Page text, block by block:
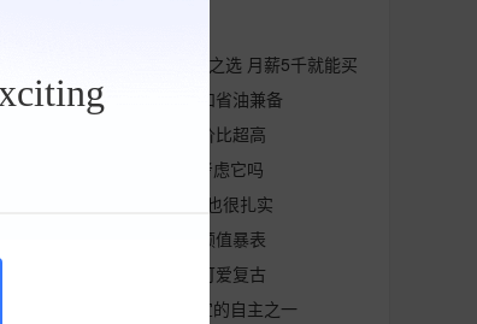
14.49万元中大型车不二之选 月薪5千就能买
奕派007价格优惠 动力和省油兼备
东风奕派又发威了，性价比超高
售价14.49万元起 你会考虑它吗
3.7破百，内饰做工用料也很扎实
奕派007中大型车来了 颜值暴表
聊奕派007哪款值 外观可爱复古
起售不足14.49万 最便宜的自主之一